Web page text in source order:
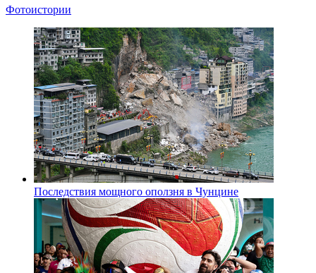
Фотоистории
Последствия мощного оползня в Чунцине